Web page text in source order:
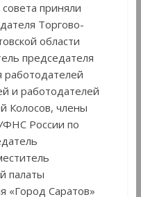
приняли
Торгово-
области
председателя
работодателей
и работодателей
Колосов, члены
России по
палаты
«Город Саратов»